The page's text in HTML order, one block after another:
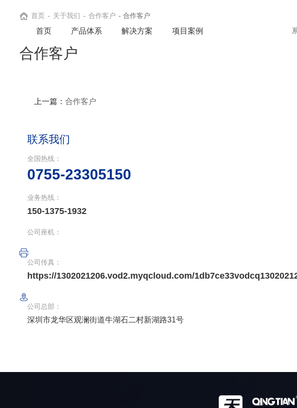
首页 产品体系 解决方案 项目案例
首页 - 关于我们 - 合作客户 - 合作客户
合作客户
上一篇：合作客户
联系我们
全国热线：
0755-23305150
业务热线：
150-1375-1932
公司座机：
公司传真：
https://1302021206.vod2.myqcloud.com/
公司总部：
深圳市龙华区观澜街道牛湖石二村新湖路31号